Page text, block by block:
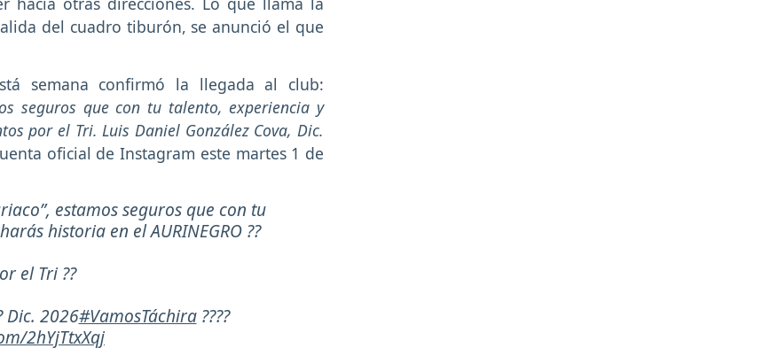
del cuadro tiburón, se anunció el que
semana confirmó la llegada al club:
seguros que con tu talento, experiencia y
por el Tri. Luis Daniel González Cova, Dic.
oficial de Instagram este martes 1 de
estamos seguros que con tu
historia en el AURINEGRO ??
el Tri ??
Dic. 2026#VamosTáchira????
2hYjTtxXqj